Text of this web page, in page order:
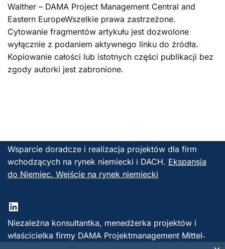
Walther – DAMA Project Management Central and
Eastern EuropeWszelkie prawa zastrzeżone.
Cytowanie fragmentów artykułu jest dozwolone
wyłącznie z podaniem aktywnego linku do źródła.
Kopiowanie całości lub istotnych części publikacji bez
zgody autorki jest zabronione.
Wsparcie doradcze i realizacja projektów dla firm
wchodzących na rynek niemiecki i DACH. Ekspansja
do Niemiec. Wejście na rynek niemiecki
Niezależna konsultantka, menedżerka projektów i
właścicielka firmy DAMA Projektmanagement Mittel‑